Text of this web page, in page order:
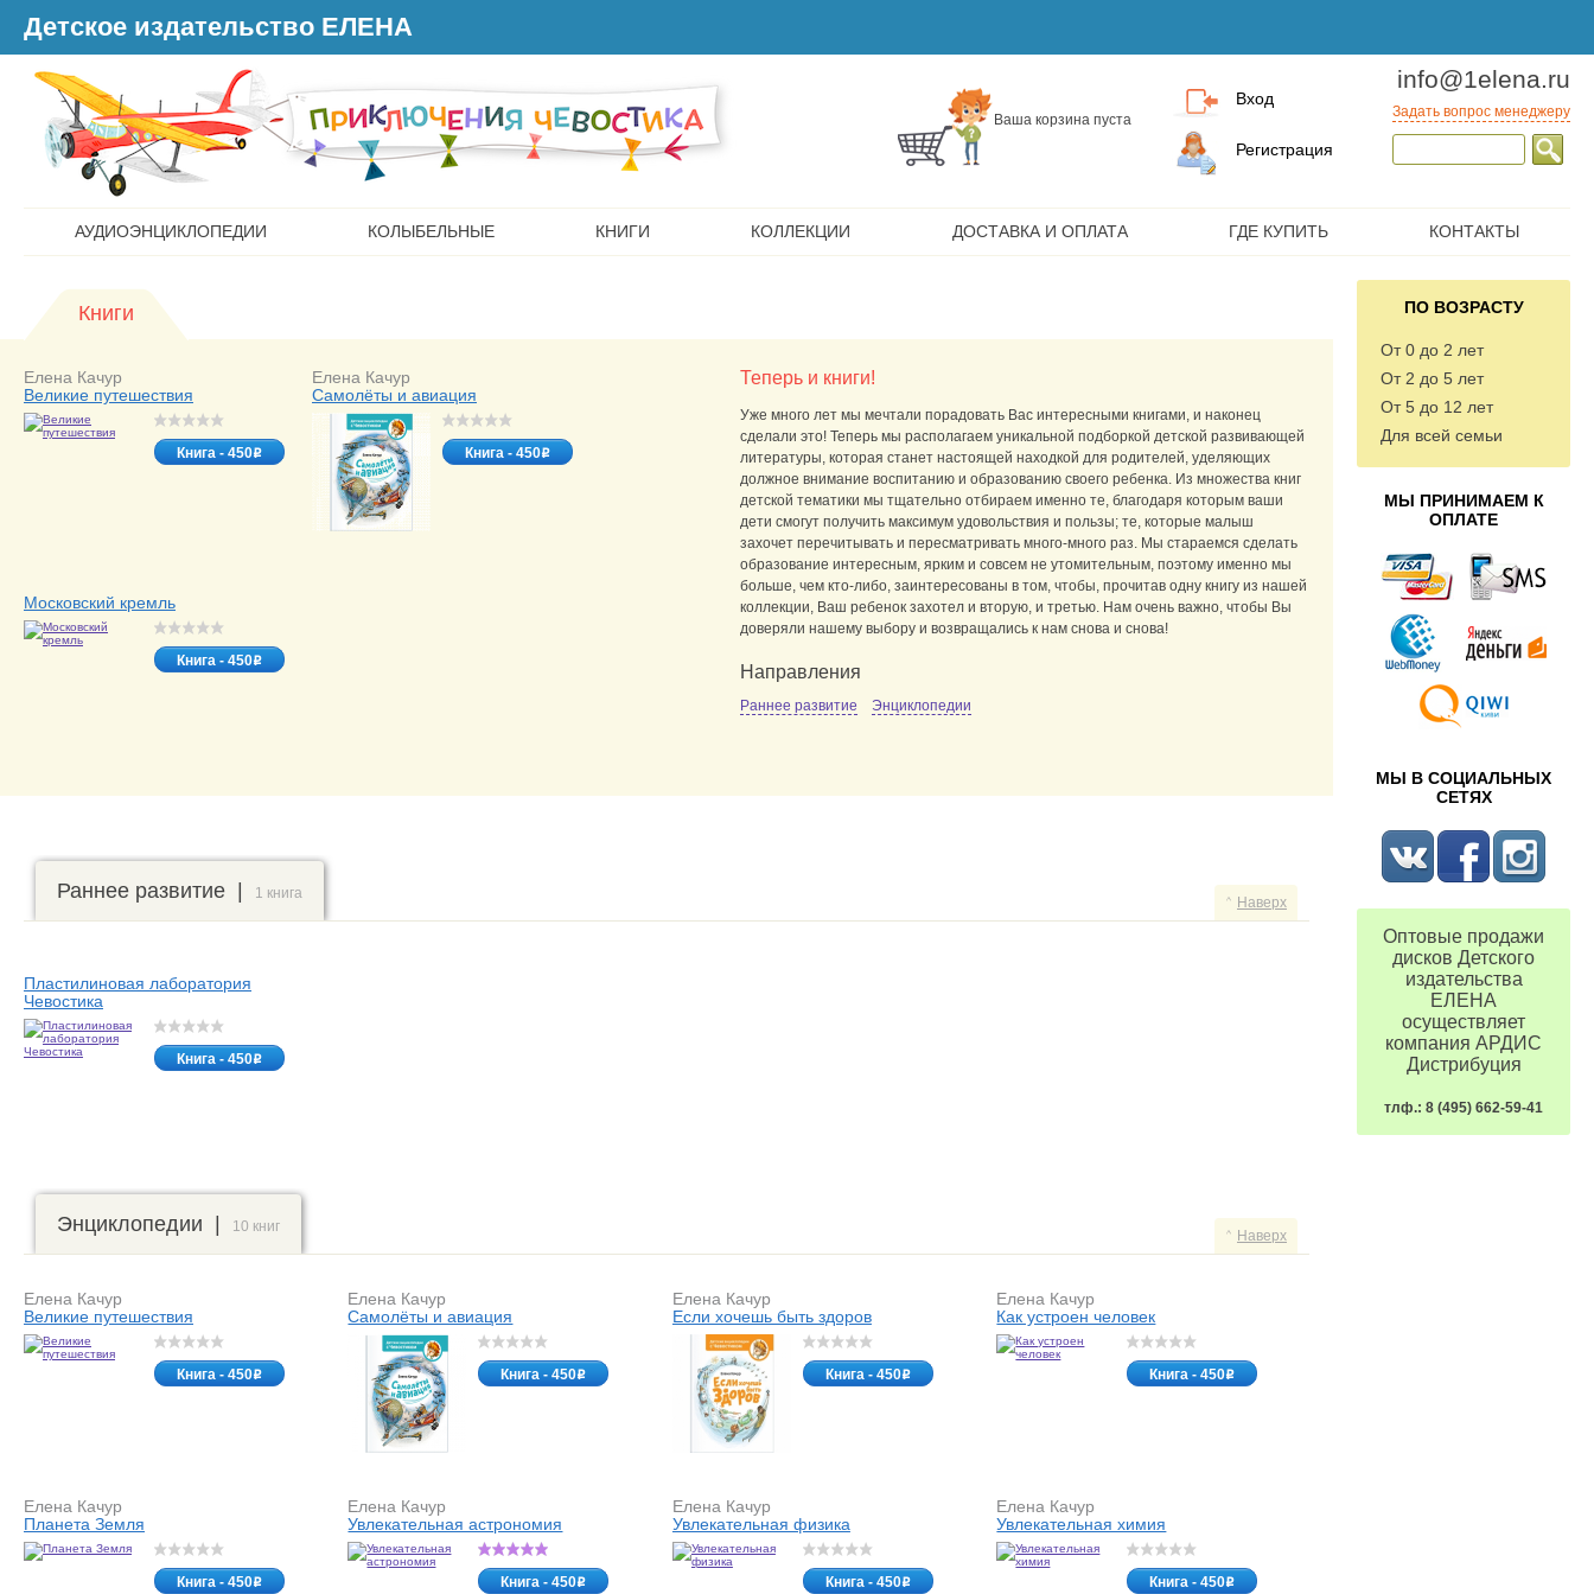
Детское издательство ЕЛЕНА
info@1elena.ru
Задать вопрос менеджеру
Вход
Регистрация
Ваша корзина пуста
АУДИОЭНЦИКЛОПЕДИИ КОЛЫБЕЛЬНЫЕ КНИГИ КОЛЛЕКЦИИ ДОСТАВКА И ОПЛАТА ГДЕ КУПИТЬ КОНТАКТЫ
ПО ВОЗРАСТУ
От 0 до 2 лет
От 2 до 5 лет
От 5 до 12 лет
Для всей семьи
МЫ ПРИНИМАЕМ К
ОПЛАТЕ
МЫ В СОЦИАЛЬНЫХ
СЕТЯХ
Оптовые продажи
дисков Детского
издательства
ЕЛЕНА
осуществляет
компания АРДИС
Дистрибуция
тлф.: 8 (495) 662-59-41
Книги
Елена Качур
Великие путешествия
Книга - 450o
Елена Качур
Самолёты и авиация
Книга - 450o
Московский кремль
Книга - 450o
Теперь и книги!
Уже много лет мы мечтали порадовать Вас интересными книгами, и наконец
сделали это! Теперь мы располагаем уникальной подборкой детской развивающей
литературы, которая станет настоящей находкой для родителей, уделяющих
должное внимание воспитанию и образованию своего ребенка. Из множества книг
детской тематики мы тщательно отбираем именно те, благодаря которым ваши
дети смогут получить максимум удовольствия и пользы; те, которые малыш
захочет перечитывать и пересматривать много-много раз. Мы стараемся сделать
образование интересным, ярким и совсем не утомительным, поэтому именно мы
больше, чем кто-либо, заинтересованы в том, чтобы, прочитав одну книгу из нашей
коллекции, Ваш ребенок захотел и вторую, и третью. Нам очень важно, чтобы Вы
доверяли нашему выбору и возвращались к нам снова и снова!
Направления
Раннее развитие Энциклопедии
Раннее развитие | 1 книга
Наверх
Пластилиновая лаборатория
Чевостика
Книга - 450o
Энциклопедии | 10 книг
Наверх
Елена Качур
Великие путешествия
Книга - 450o
Елена Качур
Самолёты и авиация
Книга - 450o
Елена Качур
Если хочешь быть здоров
Книга - 450o
Елена Качур
Как устроен человек
Книга - 450o
Елена Качур
Планета Земля
Книга - 450o
Елена Качур
Увлекательная астрономия
Книга - 450o
Елена Качур
Увлекательная физика
Книга - 450o
Елена Качур
Увлекательная химия
Книга - 450o